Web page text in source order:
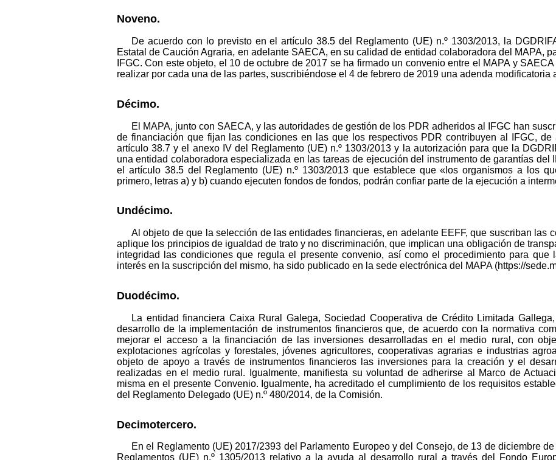
Noveno.
De acuerdo con lo previsto en el artículo 38.5 del Reglamento (UE) n.º 1303/2013, la
Estatal de Caución Agraria, en adelante SAECA, en su calidad de entidad colaboradora del MAPA,
IFGC. Con este objeto, el 10 de octubre de 2017 se ha firmado un convenio entre el MAPA y
realizar por cada una de las partes, suscribiéndose el 4 de febrero de 2019 una adenda modificatoria
Décimo.
El MAPA, junto con SAECA, y las autoridades de gestión de los PDR adheridos al IFGC han
de financiación que fijan las condiciones en las que los respectivos PDR contribuyen al IFGC, de
artículo 38.7 y el anexo IV del Reglamento (UE) n.º 1303/2013 y la autorización para que la
una entidad colaboradora especializada en las tareas de ejecución del instrumento de garantías del
el artículo 38.5 del Reglamento (UE) n.º 1303/2013 que establece que «los organismos a los
primero, letras a) y b) cuando ejecuten fondos de fondos, podrán confiar parte de la ejecución a
Undécimo.
Al objeto de que la selección de las entidades financieras, en adelante EEFF, que suscriban las
aplique los principios de igualdad de trato y no discriminación, que implican una obligación de
integridad las condiciones que regula el presente convenio, así como el procedimiento para que
interés en la suscripción del mismo, ha sido publicado en la sede electrónica del MAPA (https://
Duodécimo.
La entidad financiera Caixa Rural Galega, Sociedad Cooperativa de Crédito Limitada
desarrollo de la implementación de instrumentos financieros que, de acuerdo con la normativa
mejorar el acceso a la financiación de las inversiones desarrolladas en el medio rural, con
explotaciones agrícolas y forestales, jóvenes agricultores, cooperativas agrarias e industrias
objeto de apoyo a través de instrumentos financieros las inversiones para la creación y el
realizadas en el medio rural. Igualmente, manifiesta su voluntad de adherirse al Marco de
misma en el presente Convenio. Igualmente, ha acreditado el cumplimiento de los requisitos
del Reglamento Delegado (UE) n.º 480/2014, de la Comisión.
Decimotercero.
En el Reglamento (UE) 2017/2393 del Parlamento Europeo y del Consejo, de 13 de diciembre
Reglamentos (UE) n.º 1305/2013 relativo a la ayuda al desarrollo rural a través del Fondo